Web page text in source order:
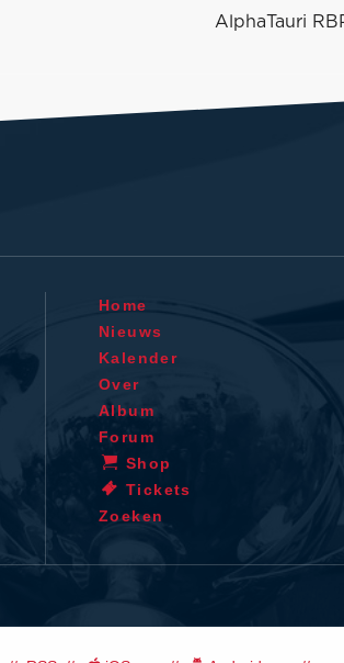
AlphaTauri
Home
Nieuws
Kalender
Over
Album
Forum
Shop
Tickets
Zoeken